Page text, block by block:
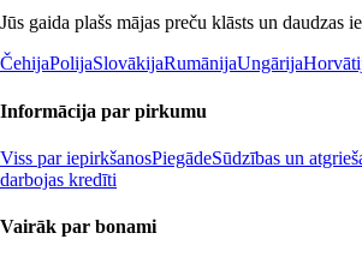
Jūs gaida plašs mājas preču klāsts un daudzas
ČehijaPolijaSlovākijaRumānijaUngārija
Informācija par pirkumu
Viss par iepirkšanosPiegādeSūdzības un
darbojas kredīti
Vairāk par bonami